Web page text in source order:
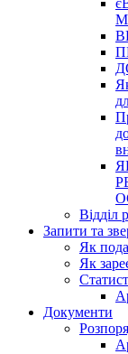
Відділ
Запити та
Як
Як
Документи